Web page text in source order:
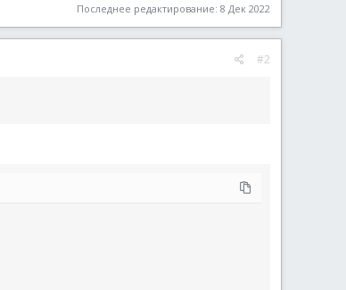
Последнее редактирование: 8 Дек 2022
#2